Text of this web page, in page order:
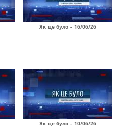
Як це було - 16/06/26
Як це було - 10/06/26